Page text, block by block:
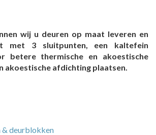
wij u deuren op maat leveren en
met 3 sluitpunten, een kaltefein
betere thermische en akoestische
akoestische afdichting plaatsen.
& deurblokken